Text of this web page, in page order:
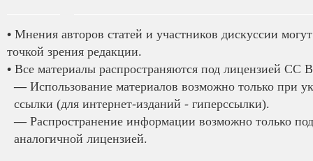
• Мнения авторов статей и участников дискуссии
точкой зрения редакции.
• Все материалы распространяются под лицензией CC
—Использование материалов возможно только при
ссылки (для интернет-изданий - гиперссылки).
—Распространение информации возможно только
аналогичной лицензией.